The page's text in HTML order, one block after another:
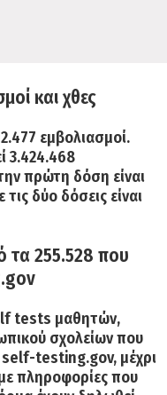
και χθες
εμβολιασμοί.
3.424.468
πρώτη δόση είναι
δύο δόσεις είναι
255.528 που
tests μαθητών,
σχολείων που
self-testing.gov, μέχρι
πληροφορίες που